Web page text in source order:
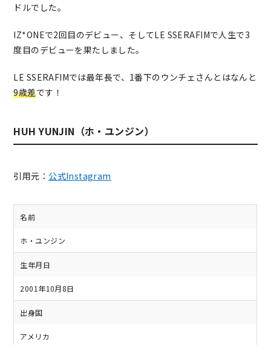
ドルでした。
IZ*ONEで2回目のデビュー、そしてLE SSERAFIMで人生で3
度目のデビューを果たしました。
LE SSERAFIMでは最年長で、1番下のウンチェさんとはなんと
9歳差です！
HUH YUNJIN（ホ・ユンジン）
引用元： 公式Instagram
名前
ホ・ユンジン
生年月日
2001年10月8日
出身国
アメリカ